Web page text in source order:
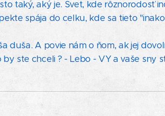
taký, aký je. Svet, kde rôznorodosť
spája do celku, kde sa tieto
duša. A povie nám o ňom, ak jej
ste chceli ? - Lebo - VY a vaše sny